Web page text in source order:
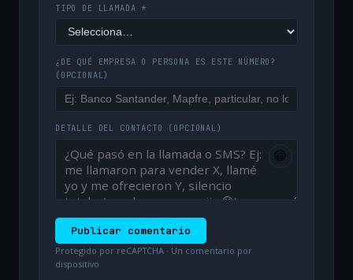
TIPO DE LLAMADA *
¿DE QUÉ EMPRESA O PERSONA ES ESTE NÚMERO?
(OPCIONAL)
DETALLE DEL CONTACTO (OPCIONAL)
😀
Publicar comentario
Protegido por reCAPTCHA · Un comentario por
dispositivo